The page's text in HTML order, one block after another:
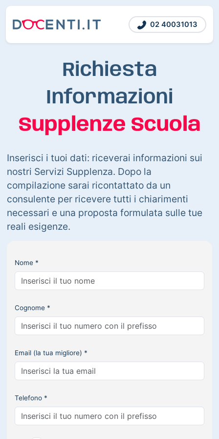
02 40031013
Richiesta
Informazioni
Supplenze Scuola
Inserisci i tuoi dati: riceverai informazioni sui
nostri Servizi Supplenza. Dopo la
compilazione sarai ricontattato da un
consulente per ricevere tutti i chiarimenti
necessari e una proposta formulata sulle tue
reali esigenze.
Nome *
Cognome *
Email (la tua migliore) *
Telefono *